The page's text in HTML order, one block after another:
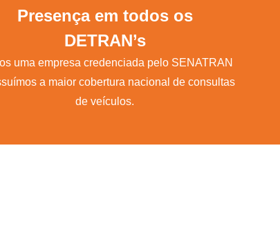
Presença em todos os
DETRAN’s
uma empresa credenciada pelo SENATRAN
a maior cobertura nacional de consultas
de veículos.